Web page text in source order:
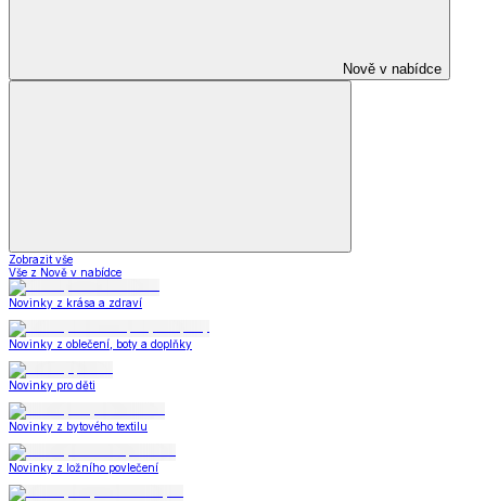
Nově v nabídce
Zobrazit vše
Vše z Nově v nabídce
Novinky z krása a zdraví
Novinky z oblečení, boty a doplňky
Novinky pro děti
Novinky z bytového textilu
Novinky z ložního povlečení